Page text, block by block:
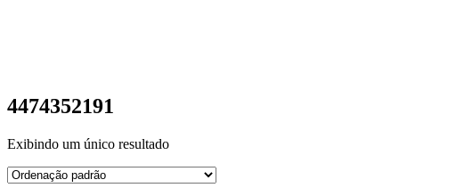
4474352191
Exibindo um único resultado